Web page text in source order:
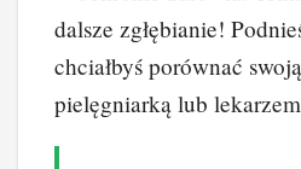
dalsze zgłębianie!
chciałbyś porównać
pielęgniarką lub